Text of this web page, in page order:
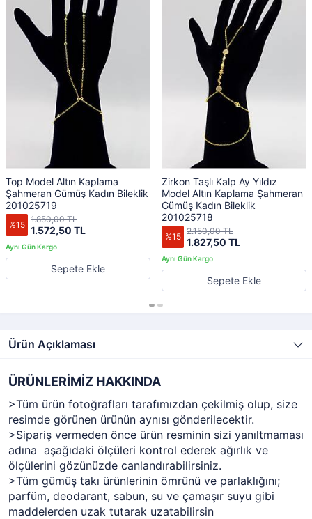
Top Model Altın Kaplama
Şahmeran Gümüş Kadın Bileklik
201025719
%15 1.572,50 TL
1.850,00 TL
Sepete Ekle
Zirkon Taşlı Kalp Ay Yıldız
Model Altın Kaplama Şahmeran
Gümüş Kadın Bileklik
201025718
%15 1.827,50 TL
2.150,00 TL
Sepete Ekle
Ürün Açıklaması
ÜRÜNLERİMİZ HAKKINDA
>Tüm ürün fotoğrafları tarafımızdan çekilmiş olup, size
resimde görünen ürünün aynısı gönderilecektir.
>Sipariş vermeden önce ürün resminin sizi yanıltmaması
adına aşağıdaki ölçüleri kontrol ederek ağırlık ve
ölçülerini gözünüzde canlandırabilirsiniz.
>Tüm gümüş takı ürünlerinin ömrünü ve parlaklığını;
parfüm, deodarant, sabun, su ve çamaşır suyu gibi
maddelerden uzak tutarak uzatabilirsin